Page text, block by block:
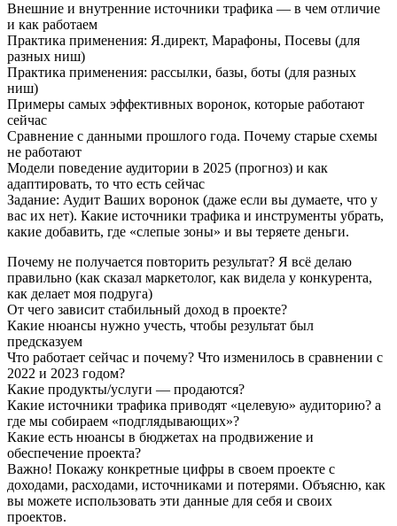
Внешние и внутренние источники трафика — в чем отличие
и как работаем
Практика применения: Я.директ, Марафоны, Посевы (для
разных ниш)
Практика применения: рассылки, базы, боты (для разных
ниш)
Примеры самых эффективных воронок, которые работают
сейчас
Сравнение с данными прошлого года. Почему старые схемы
не работают
Модели поведение аудитории в 2025 (прогноз) и как
адаптировать, то что есть сейчас
Задание: Аудит Ваших воронок (даже если вы думаете, что у
вас их нет). Какие источники трафика и инструменты убрать,
какие добавить, где «слепые зоны» и вы теряете деньги.
Почему не получается повторить результат? Я всё делаю
правильно (как сказал маркетолог, как видела у конкурента,
как делает моя подруга)
От чего зависит стабильный доход в проекте?
Какие нюансы нужно учесть, чтобы результат был
предсказуем
Что работает сейчас и почему? Что изменилось в сравнении с
2022 и 2023 годом?
Какие продукты/услуги — продаются?
Какие источники трафика приводят «целевую» аудиторию? а
где мы собираем «подглядывающих»?
Какие есть нюансы в бюджетах на продвижение и
обеспечение проекта?
Важно! Покажу конкретные цифры в своем проекте с
доходами, расходами, источниками и потерями. Объясню, как
вы можете использовать эти данные для себя и своих
проектов.